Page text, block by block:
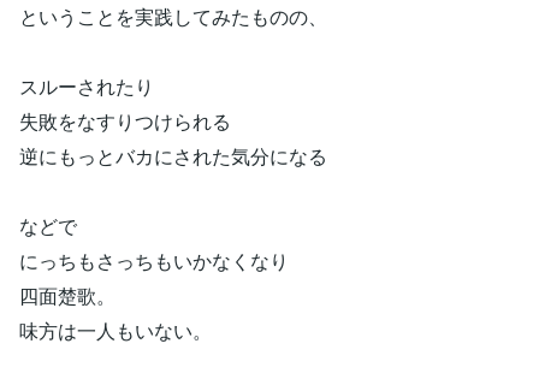
ということを実践してみたものの、
スルーされたり
失敗をなすりつけられる
逆にもっとバカにされた気分になる
などで
にっちもさっちもいかなくなり
四面楚歌。
味方は一人もいない。